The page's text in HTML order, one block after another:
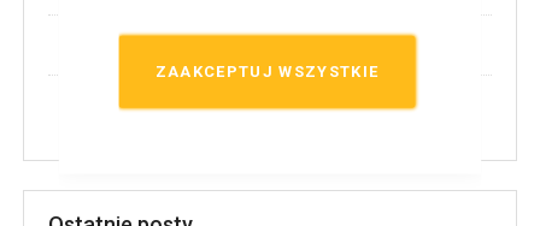
ZAAKCEPTUJ WSZYSTKIE
Przepisy(24)